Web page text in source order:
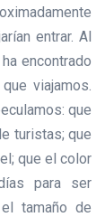
entrar. Al
encontrado
viajamos.
que
turistas; que
que el color
para ser
tamaño de